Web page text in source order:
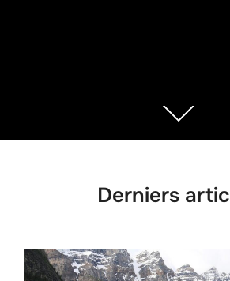
Descendre
au
Derniers